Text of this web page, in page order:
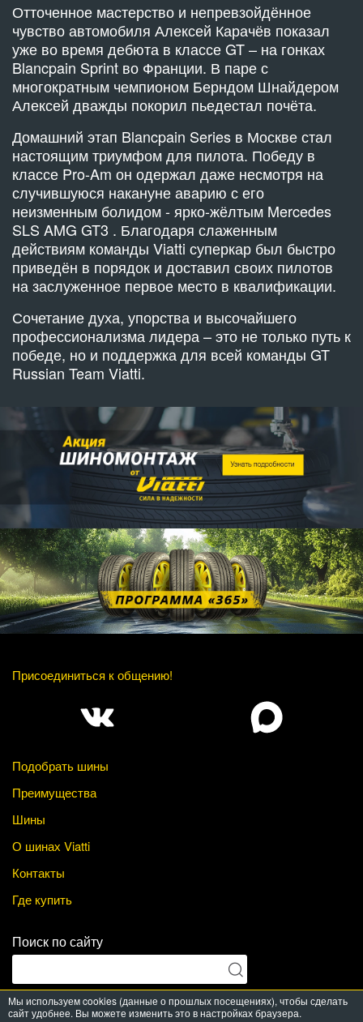
Отточенное мастерство и непревзойдённое
чувство автомобиля Алексей Карачёв показал
уже во время дебюта в классе GT – на гонках
Blancpain Sprint во Франции. В паре с
многократным чемпионом Берндом Шнайдером
Алексей дважды покорил пьедестал почёта.
Домашний этап Blancpain Series в Москве стал
настоящим триумфом для пилота. Победу в
классе Pro-Am он одержал даже несмотря на
случившуюся накануне аварию с его
неизменным болидом - ярко-жёлтым Mercedes
SLS AMG GT3 . Благодаря слаженным
действиям команды Viatti суперкар был быстро
приведён в порядок и доставил своих пилотов
на заслуженное первое место в квалификации.
Сочетание духа, упорства и высочайшего
профессионализма лидера – это не только путь к
победе, но и поддержка для всей команды GT
Russian Team Viatti.
Мы используем cookies (данные о прошлых посещениях), чтобы сделать
сайт удобнее. Вы можете изменить это в настройках браузера.
Присоединиться к общению!
Подобрать шины
Преимущества
Шины
О шинах Viatti
Контакты
Где купить
© Viatti Tyres, 2026. All Rights Reserved
Поиск по сайту